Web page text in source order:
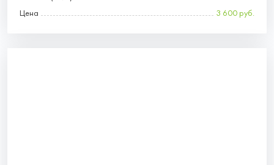
Цена
3 600 руб.